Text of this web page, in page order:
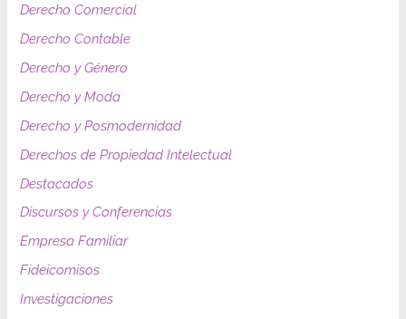
Derecho Comercial
Derecho Contable
Derecho y Género
Derecho y Moda
Derecho y Posmodernidad
Derechos de Propiedad Intelectual
Destacados
Discursos y Conferencias
Empresa Familiar
Fideicomisos
Investigaciones